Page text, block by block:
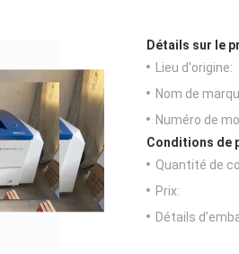
Détails sur le
Lieu d'origine:
Nom de
Numéro de
Conditions de
Quantité de
Prix:
Détails